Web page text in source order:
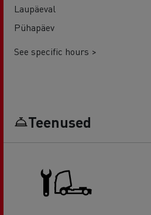
Laupäeval
Pühapäev
See specific hours >
Teenused